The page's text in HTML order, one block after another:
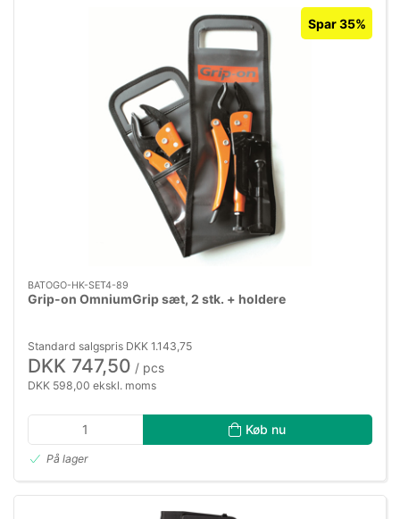
Spar 35%
BATOGO-HK-SET4-89
Grip-on OmniumGrip sæt, 2 stk. + holdere
Standard salgspris DKK 1.143,75
DKK 747,50 / pcs
DKK 598,00 ekskl. moms
Køb nu
På lager